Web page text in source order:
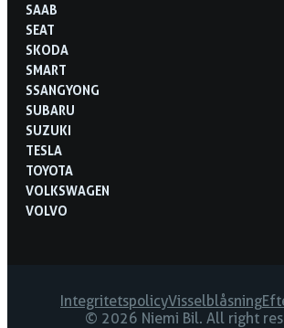
SAAB
SEAT
SKODA
SMART
SSANGYONG
SUBARU
SUZUKI
TESLA
TOYOTA
VOLKSWAGEN
VOLVO
IntegritetspolicyVisselblåsning
© 2026 Niemi Bil. All right